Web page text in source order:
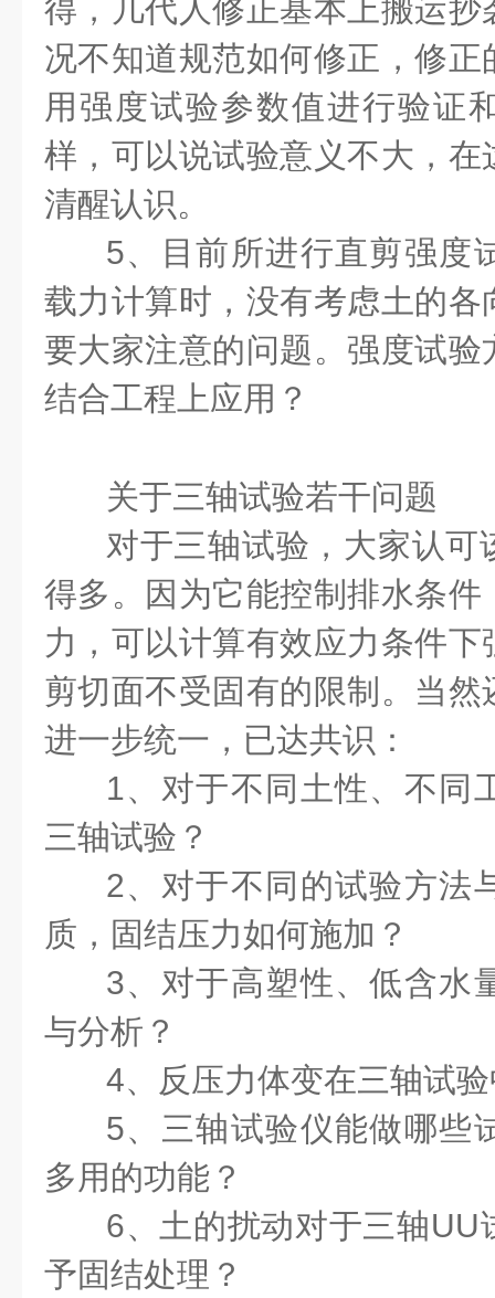
得，几代人修正基本上搬运
况不知道规范如何修正，修
用强度试验参数值进行验证
样，可以说试验意义不大，
清醒认识。
5、目前所进行直剪强度
载力计算时，没有考虑土的
要大家注意的问题。强度试
结合工程上应用？
关于三轴试验若干问题
对于三轴试验，大家认可
得多。因为它能控制排水条
力，可以计算有效应力条件
剪切面不受固有的限制。当
进一步统一，已达共识：
1、对于不同土性、不同
三轴试验？
2、对于不同的试验方法
质，固结压力如何施加？
3、对于高塑性、低含水
与分析？
4、反压力体变在三轴试
5、三轴试验仪能做哪些
多用的功能？
6、土的扰动对于三轴UU
予固结处理？